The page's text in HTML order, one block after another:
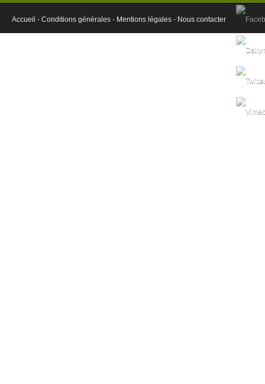
Accueil - Conditions générales - Mentions légales - Nous contacter